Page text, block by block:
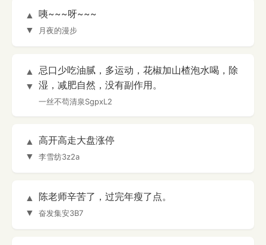
▲
▼
咦~~~呀~~~
月夜的漫步
▲
▼
忌口少吃油腻，多运动，花椒加山楂泡水喝，除
湿，减肥自然，没有副作用。
一丝不苟清泉SgpxL2
▲
▼
高开高走大盘涨停
李雪纺3z2a
▲
▼
陈老师辛苦了，过完年瘦了点。
奋发集安3B7